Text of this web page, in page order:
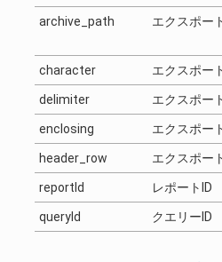
archive_path エクスポー
character エクスポー
delimiter エクスポー
enclosing エクスポー
header_row エクスポー
reportId レポートID
queryId クエリーID